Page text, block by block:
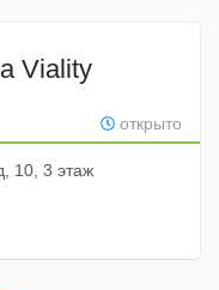
Viality
открыто
10, 3 этаж